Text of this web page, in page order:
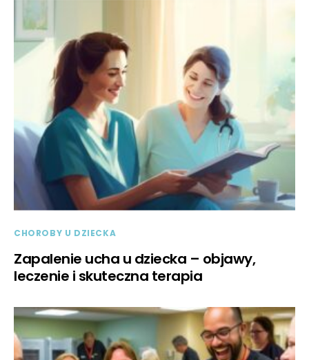
CHOROBY U DZIECKA
Zapalenie ucha u dziecka – objawy,
leczenie i skuteczna terapia